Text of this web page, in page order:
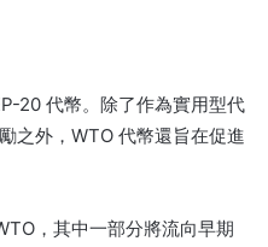
20 代幣。 除了作為實用型代
之外，WTO 代幣還旨在促進
，其中一部分將流向早期